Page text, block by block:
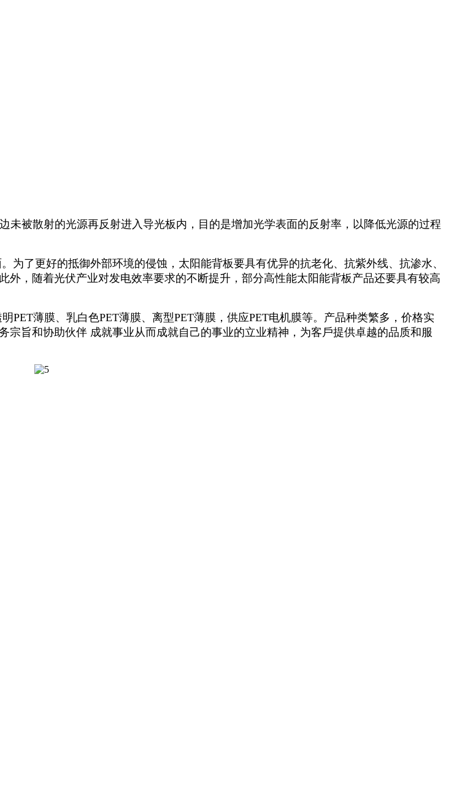
未被散射的光源再反射进入导光板内，目的是增加光学表面的反射率，以降低光源的过程
了更好的抵御外部环境的侵蚀，太阳能背板要具有优异的抗老化、抗紫外线、抗渗水、
，随着光伏产业对发电效率要求的不断提升，部分高性能太阳能背板产品还要具有较高
薄膜、乳白色PET薄膜、离型PET薄膜，供应PET电机膜等。产品种类繁多，价格实
旨和协助伙伴 成就事业从而成就自己的事业的立业精神，为客戶提供卓越的品质和服